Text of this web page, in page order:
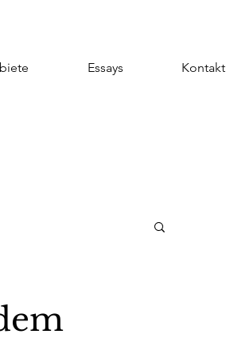
Essays Kontakt